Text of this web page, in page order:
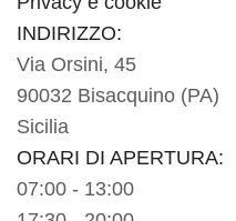
INDIRIZZO:
Via Orsini, 45
90032 Bisacquino (PA)
Sicilia
ORARI DI APERTURA:
07:00 - 13:00